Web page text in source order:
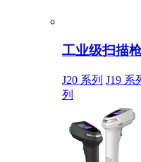
工业级扫描
J20 系列 J19 系
列